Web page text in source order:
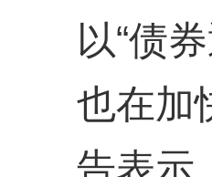
以“债
也在加
告表示